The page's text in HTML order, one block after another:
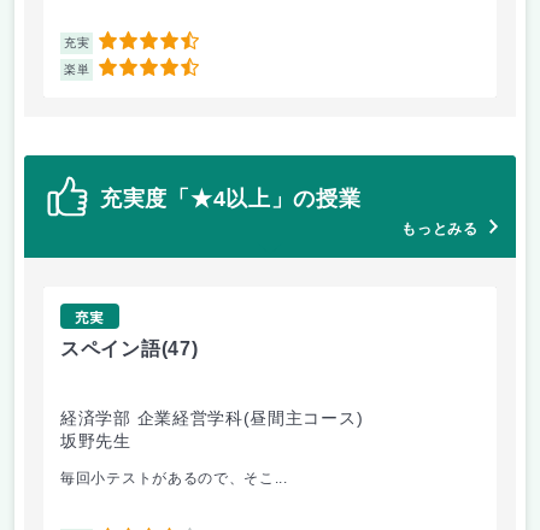
充実 4.5
楽単 4.5
充実度「★4以上」の授業
もっとみる
充実
スペイン語(47)
経済学部 企業経営学科(昼間主コース)
坂野先生
毎回小テストがあるので、そこ...